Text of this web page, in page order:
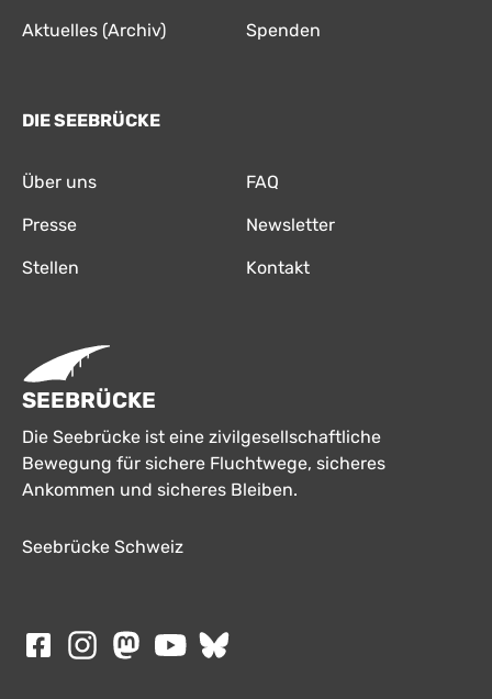
Aktuelles (Archiv) Spenden
DIE SEEBRÜCKE
Über uns FAQ
Presse Newsletter
Stellen Kontakt
SEEBRÜCKE
Die Seebrücke ist eine zivilgesellschaftliche
Bewegung für sichere Fluchtwege, sicheres
Ankommen und sicheres Bleiben.
Seebrücke Schweiz